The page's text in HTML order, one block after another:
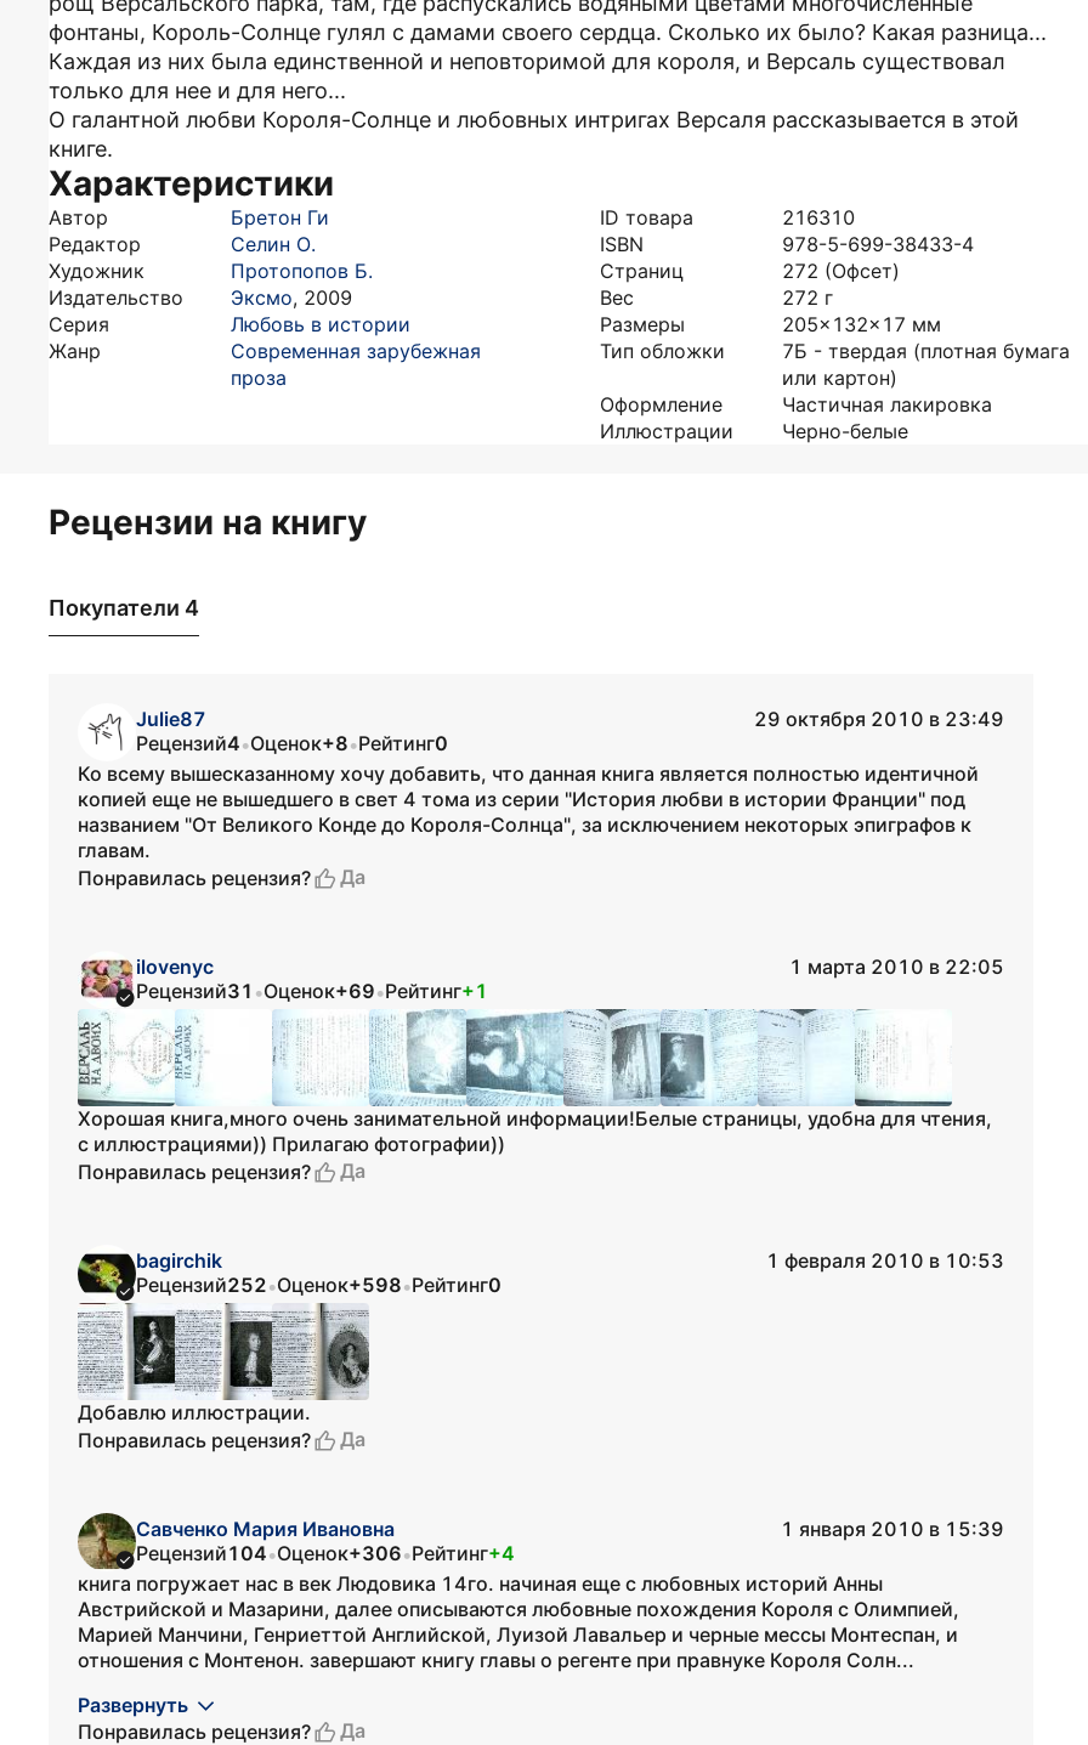
фонтаны, Король-Солнце гулял с дамами своего сердца. Сколько их было? Какая разница...
Каждая из них была единственной и неповторимой для короля, и Версаль существовал
только для нее и для него...
О галантной любви Короля-Солнце и любовных интригах Версаля рассказывается в этой
книге.
Характеристики
Автор
Бретон Ги
Редактор
Селин О.
Художник
Протопопов Б.
Издательство
Эксмо, 2009
Серия
Любовь в истории
Жанр
Современная зарубежная
проза
ID товара
216310
ISBN
978-5-699-38433-4
Страниц
272 (Офсет)
Вес
272 г
Размеры
205x132x17 мм
Тип обложки
7Б - твердая (плотная бумага
или картон)
Оформление
Частичная лакировка
Иллюстрации
Черно-белые
Рецензии на книгу
Покупатели 4
Julie87
29 октября 2010 в 23:49
Рецензий4•Оценок+8•Рейтинг0
Ко всему вышесказанному хочу добавить, что данная книга является полностью идентичной
копией еще не вышедшего в свет 4 тома из серии "История любви в истории Франции" под
названием "От Великого Конде до Короля-Солнца", за исключением некоторых эпиграфов к
главам.
Понравилась рецензия?
Да
ilovenyc
1 марта 2010 в 22:05
Рецензий31 •Оценок+69•Рейтинг+1
Хорошая книга,много очень занимательной информации!Белые страницы, удобна для чтения,
с иллюстрациями)) Прилагаю фотографии))
Понравилась рецензия?
Да
bagirchik
1 февраля 2010 в 10:53
Рецензий252•Оценок+598•Рейтинг0
Добавлю иллюстрации.
Понравилась рецензия?
Да
Савченко Мария Ивановна
1 января 2010 в 15:39
Рецензий104•Оценок+306•Рейтинг+4
книга погружает нас в век Людовика 14го. начиная еще с любовных историй Анны
Австрийской и Мазарини, далее описываются любовные похождения Короля с Олимпией,
Марией Манчини, Генриеттой Английской, Луизой Лавальер и черные мессы Монтеспан, и
отношения с Монтенон. завершают книгу главы о регенте при правнуке Короля Солн...
Развернуть
Понравилась рецензия?
Да